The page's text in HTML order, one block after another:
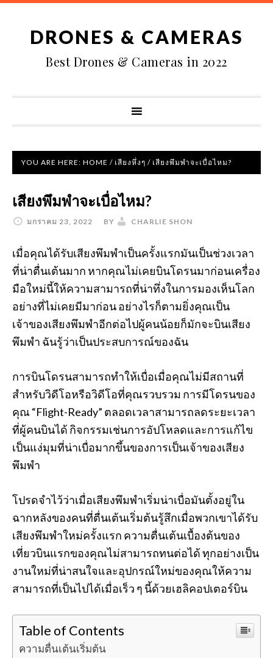
DRONES & CAMERAS
Best Drones & Cameras in 2022
YOU ARE HERE: HOME / เสียงหึ่งๆ / เสียงพึมพำจะเบื่อไหม?
เสียงพึมพำจะเบื่อไหม?
มกราคม 23, 2022 BY CHARLIE SHON
เมื่อคุณได้รับเสียงพึมพำเป็นครั้งแรกมันเป็นช่วงเวลา
ที่น่าตื่นเต้นมาก หากคุณไม่เคยบินโดรนมาก่อนเครื่อง
มือใหม่นี้ให้ความสามารถที่น่าทึ่งในการมองเห็นโลก
อย่างที่ไม่เคยมีมาก่อน อย่างไรก็ตามยิ่งคุณเป็น
เจ้าของเสียงพึมพำอีกต่อไปผู้คนน้อยก็มักจะบินเสียง
พึมพำ ฉันรู้ว่าเป็นประสบการณ์ของฉัน
การบินโดรนสามารถทำให้เบื่อเมื่อคุณไม่มีสถานที่
สำหรับวิดีโอหรือวิดีโอที่คุณรวบรวม การมีโดรนของ
คุณ “Flight-Ready” ตลอดเวลาสามารถลดระยะเวลา
ที่ผู้คนบินได้ กิจกรรมเช่นการอัปโหลดและการแก้ไข
เป็นแง่มุมที่น่าเบื่อมากขึ้นของการเป็นเจ้าของเสียง
พึมพำ
โปรดจำไว้ว่าเมื่อเสียงพึมพำเริ่มน่าเบื่อมันตั้งอยู่ใน
ฉากหลังของคนที่ตื่นเต้นเริ่มต้นรู้สึกเมื่อพวกเขาได้รับ
เสียงพึมพำใหม่ครั้งแรก ความตื่นเต้นเบื้องต้นของ
เที่ยวบินแรกของคุณไม่สามารถทนต่อได้ ทุกอย่างเป็น
งานใหม่ที่น่าสนใจและอุปกรณ์ใหม่ของคุณให้ความ
สามารถที่เป็นไปได้เมื่อเร็ว ๆ นี้ด้วยเฮลิคอปเตอร์บิน
Table of Contents
ความตื่นเต้นเริ่มต้น